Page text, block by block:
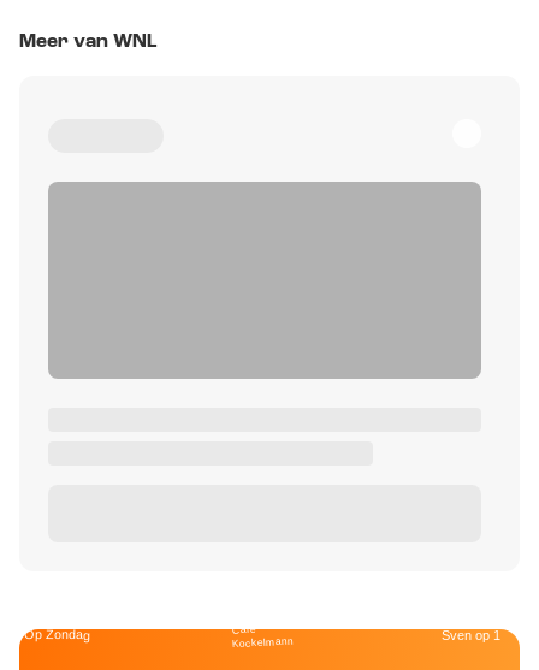
Meer van WNL
Op Zondag Café
Kockelmann Sven op 1